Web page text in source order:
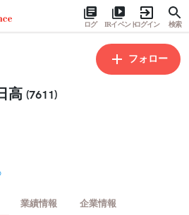
ログ IRイベントログイン 検索
フォロー
高 (7611)
業績情報 企業情報